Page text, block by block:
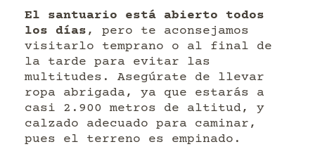
El santuario está abierto todos
los días , pero te aconsejamos
visitarlo temprano o al final de
la tarde para evitar las
multitudes. Asegúrate de llevar
ropa abrigada, ya que estarás a
casi 2.900 metros de altitud, y
calzado adecuado para caminar,
pues el terreno es empinado.